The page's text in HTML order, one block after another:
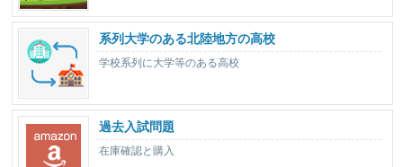
系列大学のある北陸地方の高校
学校系列に大学等のある高校
過去入試問題
在庫確認と購入